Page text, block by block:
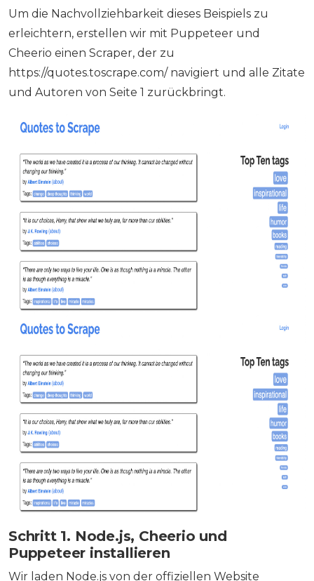
Um die Nachvollziehbarkeit dieses Beispiels zu
erleichtern, erstellen wir mit Puppeteer und
Cheerio einen Scraper, der zu
https://quotes.toscrape.com/ navigiert und alle Zitate
und Autoren von Seite 1 zurückbringt.
Schritt 1. Node.js, Cheerio und
Puppeteer installieren
Wir laden Node.js von der offiziellen Website